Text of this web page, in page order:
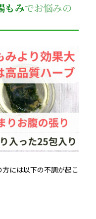
もみでお悩みの
には以下の不調が起こ